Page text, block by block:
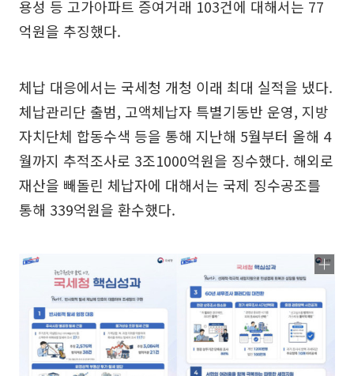
용성 등 고가아파트 증여거래 103건에 대해서는 77
억원을 추징했다.
체납 대응에서는 국세청 개청 이래 최대 실적을 냈다.
체납관리단 출범, 고액체납자 특별기동반 운영, 지방
자치단체 합동수색 등을 통해 지난해 5월부터 올해 4
월까지 추적조사로 3조1000억원을 징수했다. 해외로
재산을 빼돌린 체납자에 대해서는 국제 징수공조를
통해 339억원을 환수했다.